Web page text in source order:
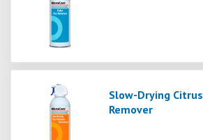
Slow-Drying
Remover